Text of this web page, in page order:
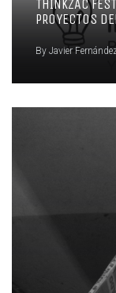
THINKZAC
PROYECTOS
By Javier